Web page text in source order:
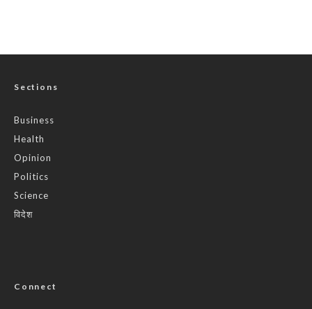
Sections
Business
Health
Opinion
Politics
Science
विदेश
Connect